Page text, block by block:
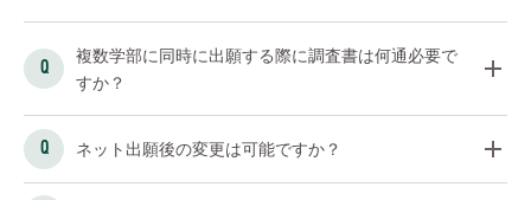
複数学部に同時に出願する際に調査書は何通必要で
すか？
ネット出願後の変更は可能ですか？